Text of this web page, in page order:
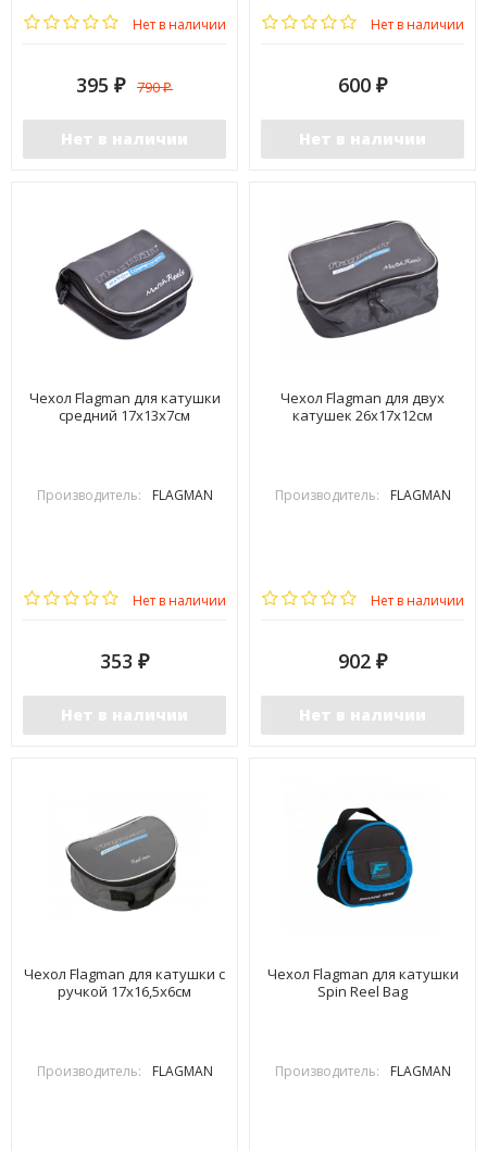
Нет в наличии
395 ₽ 790₽
Нет в наличии
Нет в наличии
600 ₽
Нет в наличии
Чехол Flagman для катушки
средний 17x13x7см
Производитель: FLAGMAN
Нет в наличии
353 ₽
Нет в наличии
Чехол Flagman для двух
катушек 26x17x12см
Производитель: FLAGMAN
Нет в наличии
902 ₽
Нет в наличии
Чехол Flagman для катушки с
ручкой 17x16,5х6см
Производитель: FLAGMAN
Чехол Flagman для катушки
Spin Reel Bag
Производитель: FLAGMAN